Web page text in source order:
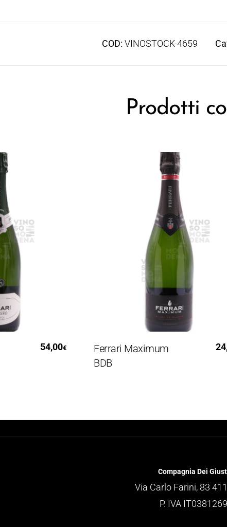
COD: VINOSTOCK-4659
Prodotti
Ferrari Maximum
BDB
24,00
54,00€
Compagnia Dei
Via Carlo Farini, 83
P. IVA